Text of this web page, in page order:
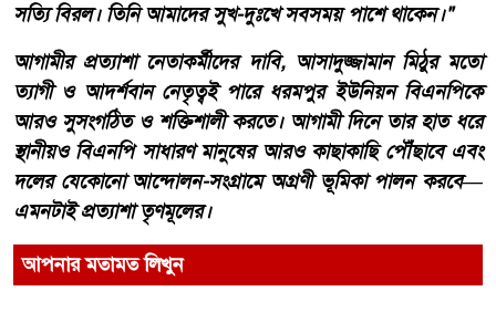
সত্যি বিরল। তিনি আমাদের সুখ-দুঃখে সবসময় পাশে থাকেন।"
​আগামীর প্রত্যাশা ​নেতাকর্মীদের দাবি, আসাদুজ্জামান মিঠুর মতো
ত্যাগী ও আদর্শবান নেতৃত্বই পারে ধরমপুর ইউনিয়ন বিএনপিকে
আরও সুসংগঠিত ও শক্তিশালী করতে। আগামী দিনে তার হাত ধরে
স্থানীয়ও বিএনপি সাধারণ মানুষের আরও কাছাকাছি পৌঁছাবে এবং
দলের যেকোনো আন্দোলন-সংগ্রামে অগ্রণী ভূমিকা পালন করবে—
এমনটাই প্রত্যাশা তৃণমূলের।
আপনার মতামত লিখুন